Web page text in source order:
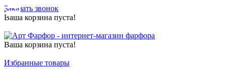
Заказать звонок
Ваша корзина пуста!
Ваша корзина пуста!
Избранные товары